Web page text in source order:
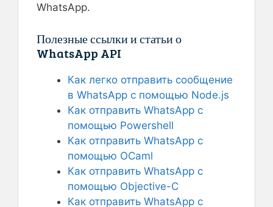
WhatsApp.
Полезные ссылки и статьи о
WhatsApp API
Как легко отправить сообщение
в WhatsApp с помощью Node.js
Как отправить WhatsApp с
помощью Powershell
Как отправить WhatsApp с
помощью OCaml
Как отправить WhatsApp с
помощью Objective-C
Как отправить WhatsApp с